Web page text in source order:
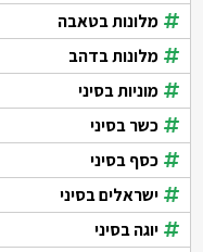
מלונות בטאבה
מלונות בדהב
מוניות בסיני
כשר בסיני
כסף בסיני
ישראלים בסיני
יוגה בסיני